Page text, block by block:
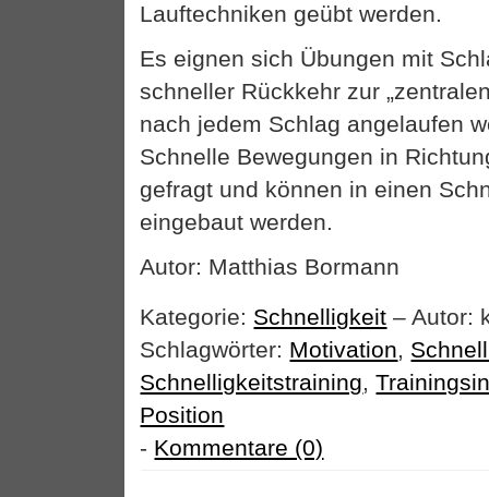
Lauftechniken geübt werden.
Es eignen sich Übungen mit
schneller Rückkehr zur
nach jedem Schlag angelaufen
Schnelle Bewegungen in
gefragt und können in einen
eingebaut werden.
Autor: Matthias Bormann
Kategorie: Schnelligkeit – Autor:
Schlagwörter: Motivation,
Schnelligkeitstraining,
Position
- Kommentare (0)